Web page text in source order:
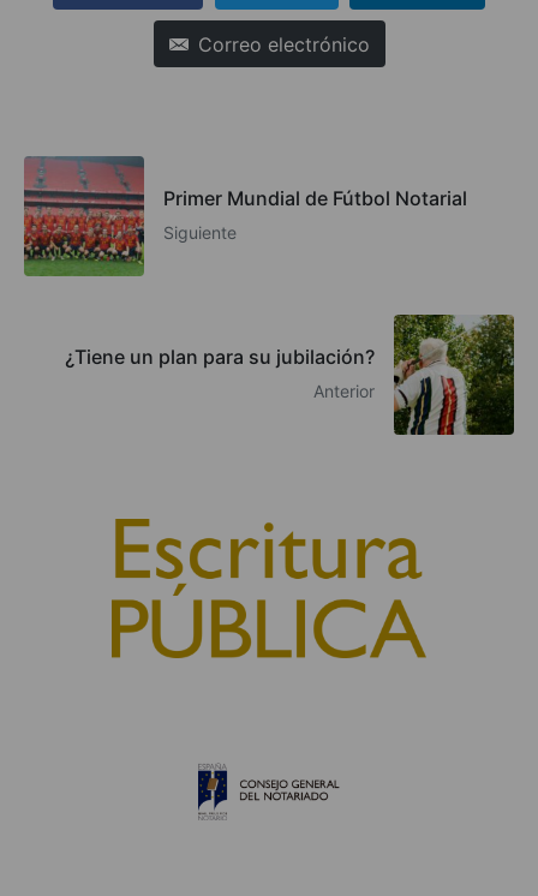
Correo electrónico
Primer Mundial de Fútbol Notarial
Siguiente
¿Tiene un plan para su jubilación?
Anterior